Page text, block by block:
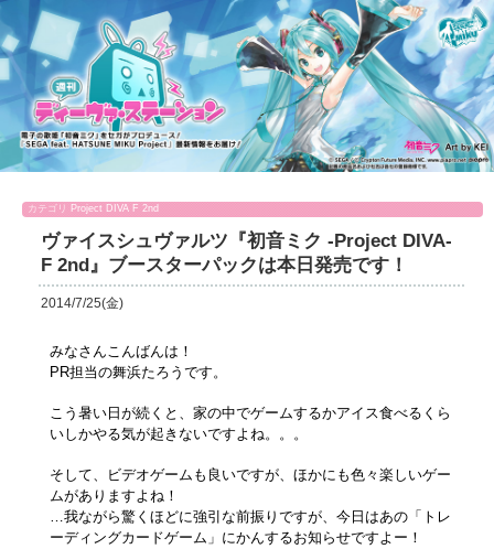
カテゴリ Project DIVA F 2nd
ヴァイスシュヴァルツ『初音ミク -Project DIVA-
F 2nd』ブースターパックは本日発売です！
2014/7/25(金)
みなさんこんばんは！
PR担当の舞浜たろうです。
こう暑い日が続くと、家の中でゲームするかアイス食べるくら
いしかやる気が起きないですよね。。。
そして、ビデオゲームも良いですが、ほかにも色々楽しいゲー
ムがありますよね！
…我ながら驚くほどに強引な前振りですが、今日はあの「トレ
ーディングカードゲーム」にかんするお知らせですよー！